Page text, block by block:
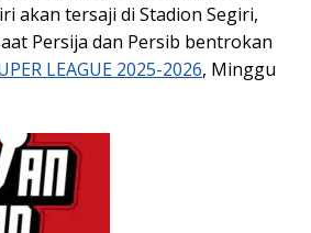
akan tersaji di Stadion Segiri,
Persija dan Persib bentrokan
LEAGUE 2025-2026, Minggu